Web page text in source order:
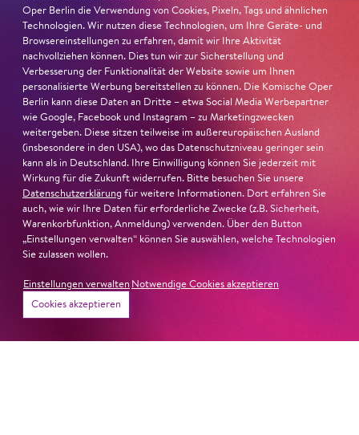
nominiert
Ambur Braidist für den Deutschen Theaterpreis DER
FAUST nominiert in der Kategorie »Darsteller:in
Musiktheater«. Ihr eindrucksvolles Rollendebüt als
Katerina Lwowna Ismailowa in Barrie KoskysLady
Macbeth von Mzensk sei jederzeit authentisch, ziehe das
Publikum in ihren Bann, fordere zum Miterleben und
Mitleiden heraus – niemand im Saal bliebe teilnahmslos
zurück, lobt die Jury Ambur Braids stimmliche Wucht
und ihre starke Bühnenpräsenz:
»In dem überwältigenden Farbenreichtum ihres Spiels
sind Auflehnung und Verletzlichkeit ebenso nachfühlbar
wie die verzweifelte Einsamkeit ihrer Figur.«
Begründung
Oper Berlin die Verwendung von Cookies, Pixeln, Tags und ähnlichen
Technologien. Wir nutzen diese Technologien, um Ihre Geräte- und
Browsereinstellungen zu erfahren, damit wir Ihre Aktivität
nachvollziehen können. Dies tun wir zur Sicherstellung und
Verbesserung der Funktionalität der Website sowie um Ihnen
personalisierte Werbung bereitstellen zu können. Die Komische Oper
Berlin kann diese Daten an Dritte – etwa Social Media Werbepartner
wie Google, Facebook und Instagram – zu Marketingzwecken
weitergeben. Diese sitzen teilweise im außereuropäischen Ausland
(insbesondere in den USA), wo das Datenschutzniveau geringer sein
kann als in Deutschland. Ihre Einwilligung können Sie jederzeit mit
Wirkung für die Zukunft widerrufen. Bitte besuchen Sie unsere
Datenschutzerklärung für weitere Informationen. Dort erfahren Sie
auch, wie wir Ihre Daten für erforderliche Zwecke (z.B. Sicherheit,
Warenkorbfunktion, Anmeldung) verwenden. Über den Button
„Einstellungen verwalten“ können Sie auswählen, welche Technologien
Sie zulassen wollen.
Einstellungen verwalten Notwendige Cookies akzeptieren
Cookies akzeptieren